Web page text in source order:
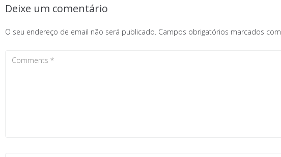
Deixe um comentário
O seu endereço de email não será publicado. Campos obrigatórios marcados com